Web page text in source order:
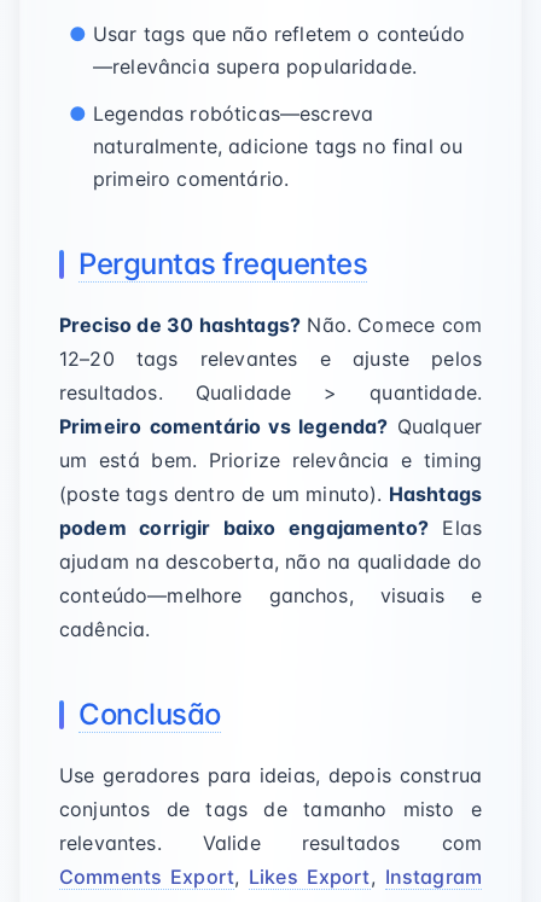
Usar tags que não refletem o conteúdo
—relevância supera popularidade.
Legendas robóticas—escreva
naturalmente, adicione tags no final ou
primeiro comentário.
Perguntas frequentes
Preciso de 30 hashtags? Não. Comece com
12–20 tags relevantes e ajuste pelos
resultados. Qualidade > quantidade.
Primeiro comentário vs legenda? Qualquer
um está bem. Priorize relevância e timing
(poste tags dentro de um minuto). Hashtags
podem corrigir baixo engajamento?Elas
ajudam na descoberta, não na qualidade do
conteúdo—melhore ganchos, visuais e
cadência.
Conclusão
Use geradores para ideias, depois construa
conjuntos de tags de tamanho misto e
relevantes. Valide resultados com
Comments Export, Likes Export, Instagram